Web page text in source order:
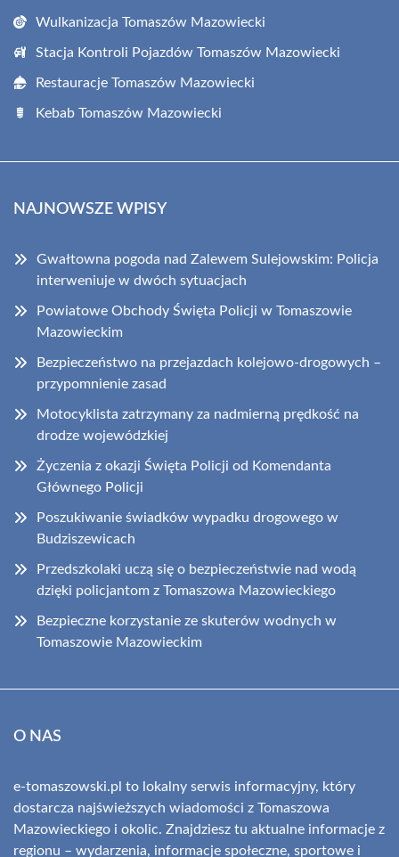
Wulkanizacja Tomaszów Mazowiecki
Stacja Kontroli Pojazdów Tomaszów Mazowiecki
Restauracje Tomaszów Mazowiecki
Kebab Tomaszów Mazowiecki
NAJNOWSZE WPISY
Gwałtowna pogoda nad Zalewem Sulejowskim: Policja
interweniuje w dwóch sytuacjach
Powiatowe Obchody Święta Policji w Tomaszowie
Mazowieckim
Bezpieczeństwo na przejazdach kolejowo-drogowych –
przypomnienie zasad
Motocyklista zatrzymany za nadmierną prędkość na
drodze wojewódzkiej
Życzenia z okazji Święta Policji od Komendanta
Głównego Policji
Poszukiwanie świadków wypadku drogowego w
Budziszewicach
Przedszkolaki uczą się o bezpieczeństwie nad wodą
dzięki policjantom z Tomaszowa Mazowieckiego
Bezpieczne korzystanie ze skuterów wodnych w
Tomaszowie Mazowieckim
O NAS
e-tomaszowski.pl to lokalny serwis informacyjny, który
dostarcza najświeższych wiadomości z Tomaszowa
Mazowieckiego i okolic. Znajdziesz tu aktualne informacje z
regionu – wydarzenia, informacje społeczne, sportowe i